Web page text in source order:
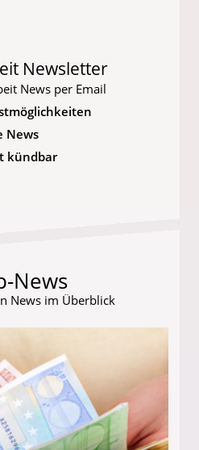
Newsletter
News per Email
News
kündbar
News
News im Überblick